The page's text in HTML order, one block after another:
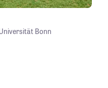
Bonn